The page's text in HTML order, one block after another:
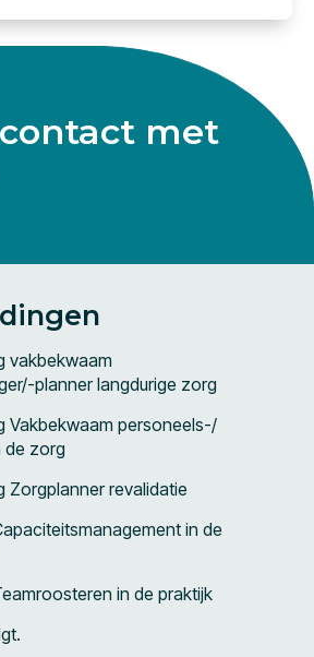
planningsmethoden. Voor
verschil willen maken in de zorg.
met
vakbekwaam
planner langdurige zorg
Vakbekwaam personeels-/
de zorg
Zorgplanner revalidatie
in de
in de praktijk